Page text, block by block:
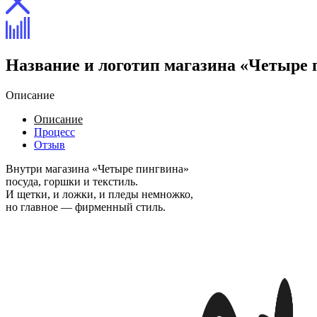
Название и логотип магазина «Четыре
Описание
Описание
Процесс
Отзыв
Внутри магазина «Четыре пингвина»
посуда, горшки и текстиль.
И щетки, и ложки, и пледы немножко,
но главное — фирменный стиль.